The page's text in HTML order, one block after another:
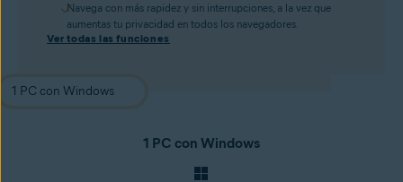
Navega con más rapidez y sin interrupciones, a la vez que
aumentas tu privacidad en todos los navegadores.
Ver todas las funciones
1 PC con Windows